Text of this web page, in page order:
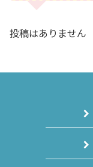
投稿はありません